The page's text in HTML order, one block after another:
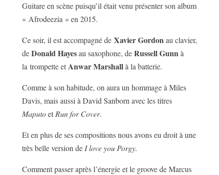
Guitare en scène puisqu’il était venu présenter son album
« Afrodeezia » en 2015.
Ce soir, il est accompagné de Xavier Gordonau clavier,
deDonald Hayesau saxophone, deRussell Gunnà
la trompette etAnwar Marshallà la batterie.
Comme à son habitude, on aura un hommage à Miles
Davis, mais aussi à David Sanborn avec les titres
MaputoetRun for Cover.
Et en plus de ses compositions nous avons eu droit à une
très belle version deI love you Porgy.
Comment passer après l’énergie et le groove de Marcus